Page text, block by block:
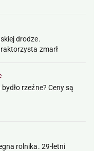
drodze.
zmarł
rzeźne? Ceny są
rolnika. 29-letni